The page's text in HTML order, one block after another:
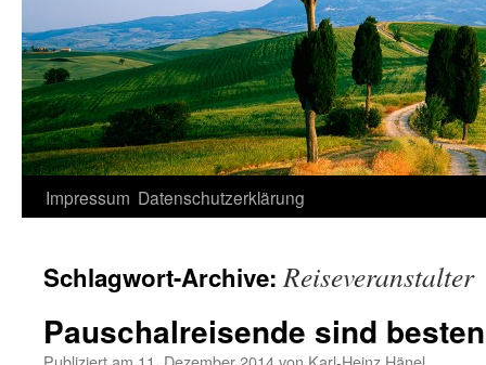
Zum
springen
Impressum Datenschutzerklärung
Schlagwort-Archive:Reiseveranstalter
Pauschalreisende sind